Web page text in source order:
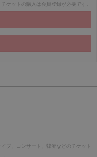
チケットの購入は会員登録が必要です。
ブ、コンサート、韓流などのチケット